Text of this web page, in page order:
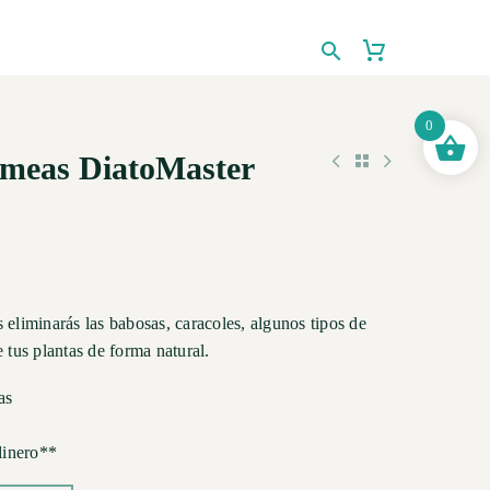
DiatoMaster
las babosas, caracoles, algunos tipos de
tus plantas de forma natural.
0